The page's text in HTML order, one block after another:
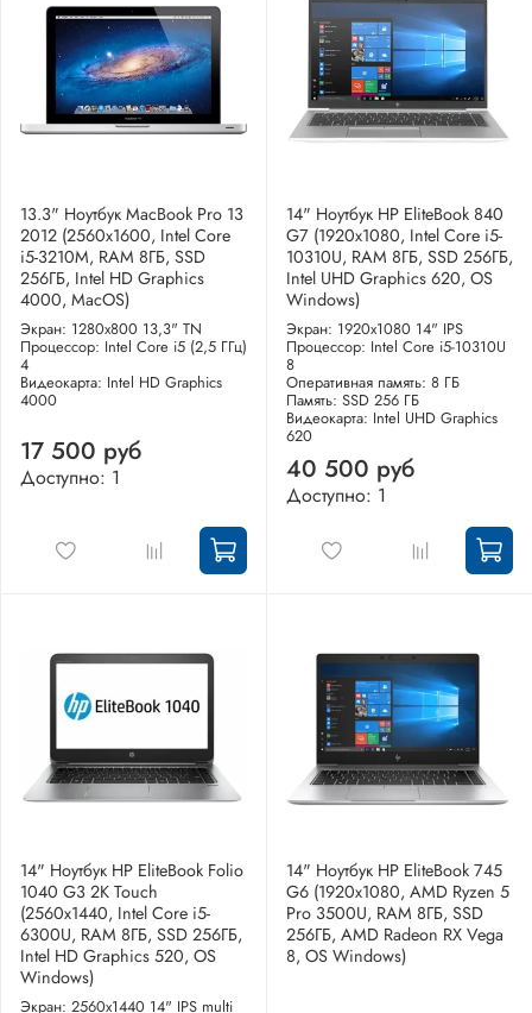
13.3" Ноутбук MacBook Pro 13
2012 (2560x1600, Intel Core
i5-3210M, RAM 8ГБ, SSD
256ГБ, Intel HD Graphics
4000, MacOS)
Экран: 1280x800 13,3" TN
Процессор: Intel Core i5 (2,5 ГГц)
4
Видеокарта: Intel HD Graphics
4000
17 500 руб
Доступно: 1
14" Ноутбук HP EliteBook 840
G7 (1920x1080, Intel Core i5-
10310U, RAM 8ГБ, SSD 256ГБ,
Intel UHD Graphics 620, OS
Windows)
Экран: 1920x1080 14" IPS
Процессор: Intel Core i5-10310U
8
Оперативная память: 8 ГБ
Память: SSD 256 ГБ
Видеокарта: Intel UHD Graphics
620
40 500 руб
Доступно: 1
14" Ноутбук HP EliteBook Folio
1040 G3 2K Touch
(2560x1440, Intel Core i5-
6300U, RAM 8ГБ, SSD 256ГБ,
Intel HD Graphics 520, OS
Windows)
Экран: 2560x1440 14" IPS multi
14" Ноутбук HP EliteBook 745
G6 (1920x1080, AMD Ryzen 5
Pro 3500U, RAM 8ГБ, SSD
256ГБ, AMD Radeon RX Vega
8, OS Windows)